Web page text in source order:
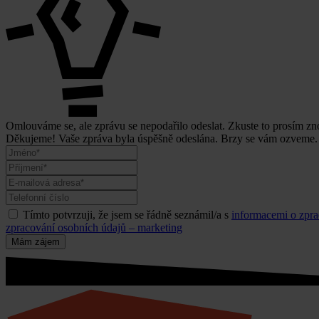
Omlouváme se, ale zprávu se nepodařilo odeslat. Zkuste to prosím
Děkujeme! Vaše zpráva byla úspěšně odeslána. Brzy se vám ozveme.
Tímto potvrzuji, že jsem se řádně seznámil/a s informacemi o
zpracování osobních údajů – marketing
Mám zájem